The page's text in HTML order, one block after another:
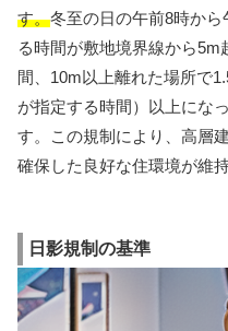
す。冬至の日の午前8時か
る時間が敷地境界線から
間、10m以上離れた場所で
が指定する時間）以上にな
す。この規制により、高層
確保した良好な住環境が維
日影規制の基準